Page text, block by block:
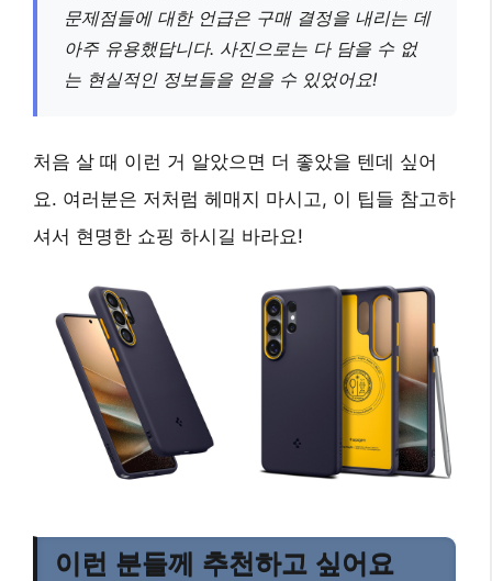
문제점들에 대한 언급은 구매 결정을 내리는 데
아주 유용했답니다. 사진으로는 다 담을 수 없
는 현실적인 정보들을 얻을 수 있었어요!
처음 살 때 이런 거 알았으면 더 좋았을 텐데 싶어
요. 여러분은 저처럼 헤매지 마시고, 이 팁들 참고하
셔서 현명한 쇼핑 하시길 바라요!
이런 분들께 추천하고 싶어요